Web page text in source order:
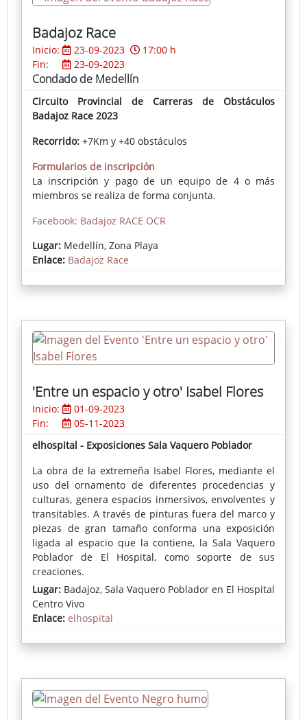
Badajoz Race
Inicio: 23-09-2023
17:00 h
Fin:
23-09-2023
Condado de Medellín
Circuito Provincial de Carreras de Obstáculos
Badajoz Race 2023
Recorrido: +7Km y +40 obstáculos
Formularios de inscripción
La inscripción y pago de un equipo de 4 o más
miembros se realiza de forma conjunta.
Facebook: Badajoz RACE OCR
Lugar: Medellín, Zona Playa
Enlace: Badajoz Race
'Entre un espacio y otro' Isabel Flores
Inicio:
01-09-2023
Fin:
05-11-2023
elhospital - Exposiciones Sala Vaquero Poblador
La obra de la extremeña Isabel Flores, mediante el
uso del ornamento de diferentes procedencias y
culturas, genera espacios inmersivos, envolventes y
transitables. A través de pinturas fuera del marco y
piezas de gran tamaño conforma una exposición
ligada al espacio que la contiene, la Sala Vaquero
Poblador de El Hospital, como soporte de sus
creaciones.
Lugar: Badajoz, Sala Vaquero Poblador en El Hospital
Centro Vivo
Enlace: elhospital